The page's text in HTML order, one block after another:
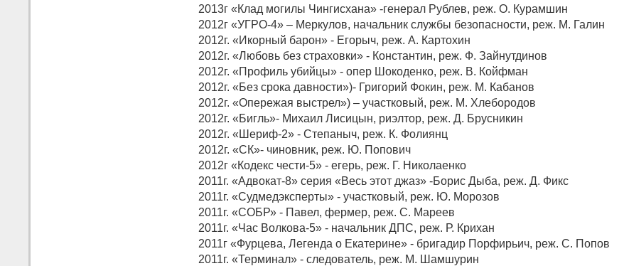
2013г «Клад могилы Чингисхана» -генерал Рублев, реж. О. Курамшин
2012г «УГРО-4» – Меркулов, начальник службы безопасности, реж. М. Галин
2012г. «Икорный барон» - Егорыч, реж. А. Картохин
2012г. «Любовь без страховки» - Константин, реж. Ф. Зайнутдинов
2012г. «Профиль убийцы» - опер Шокоденко, реж. В. Койфман
2012г. «Без срока давности»)- Григорий Фокин, реж. М. Кабанов
2012г. «Опережая выстрел») – участковый, реж. М. Хлебородов
2012г. «Бигль»- Михаил Лисицын, риэлтор, реж. Д. Брусникин
2012г. «Шериф-2» - Степаныч, реж. К. Фолиянц
2012г. «СК»- чиновник, реж. Ю. Попович
2012г «Кодекс чести-5» - егерь, реж. Г. Николаенко
2011г. «Адвокат-8» серия «Весь этот джаз» -Борис Дыба, реж. Д. Фикс
2011г. «Судмедэксперты» - участковый, реж. Ю. Морозов
2011г. «СОБР» - Павел, фермер, реж. С. Мареев
2011г. «Час Волкова-5» - начальник ДПС, реж. Р. Крихан
2011г «Фурцева, Легенда о Екатерине» - бригадир Порфирьич, реж. С. Попов
2011г. «Терминал» - следователь, реж. М. Шамшурин